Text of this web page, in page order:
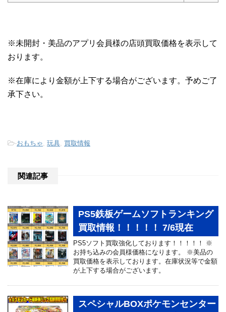
※未開封・美品のアプリ会員様の店頭買取価格を表示して
おります。
※在庫により金額が上下する場合がございます。予めご了
承下さい。
-おもちゃ, 玩具, 買取情報
関連記事
PS5鉄板ゲームソフトランキング
買取情報！！！！！ 7/6現在
PS5ソフト買取強化しております！！！！！ ※
お持ち込みの会員様価格になります。 ※美品の
買取価格を表示しております。在庫状況等で金額
が上下する場合がございます。
スペシャルBOXポケモンセンター